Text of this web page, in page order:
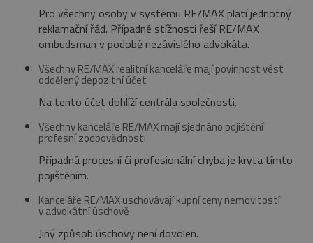
Pro všechny osoby v systému RE/MAX platí jednotný
reklamační řád. Případné stížnosti řeší RE/MAX
ombudsman v podobě nezávislého advokáta.
Všechny RE/MAX realitní kanceláře mají povinnost vést
oddělený depozitní účet
Na tento účet dohlíží centrála společnosti.
Všechny kanceláře RE/MAX mají sjednáno pojištění
profesní zodpovědnosti
Případná procesní či profesionální chyba je kryta tímto
pojištěním.
Kanceláře RE/MAX uschovávají kupní ceny nemovitostí
v advokátní úschově
Jiný způsob úschovy není dovolen.